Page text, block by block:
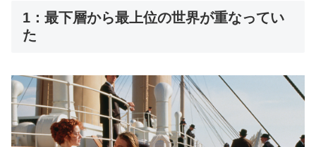
1：最下層から最上位の世界が重なってい
た